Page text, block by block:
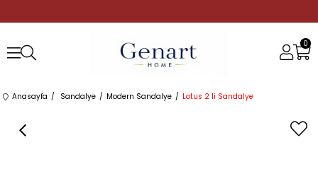
0
Anasayfa Sandalye Modern Sandalye Lotus 2 li Sandalye